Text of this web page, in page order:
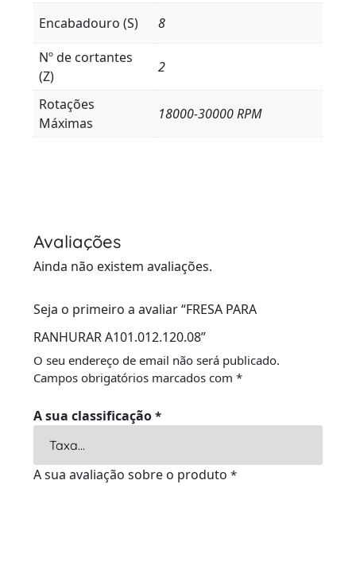
Encabadouro (S)
8
Nº de cortantes
(Z)
2
Rotações
Máximas
18000-30000 RPM
Avaliações
Ainda não existem avaliações.
Seja o primeiro a avaliar “FRESA PARA
RANHURAR A101.012.120.08”
O seu endereço de email não será publicado.
Campos obrigatórios marcados com *
A sua classificação *
A sua avaliação sobre o produto *